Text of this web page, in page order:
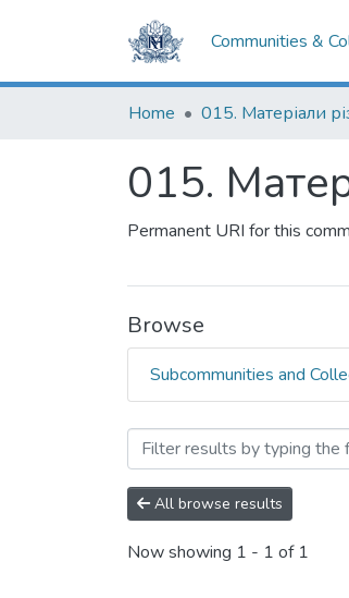
Communities &
Home
015.
Permanent URI for this
Browse
Subcommunities and
Browsing 015.
All browse results
Now showing 1 - 1 of 1